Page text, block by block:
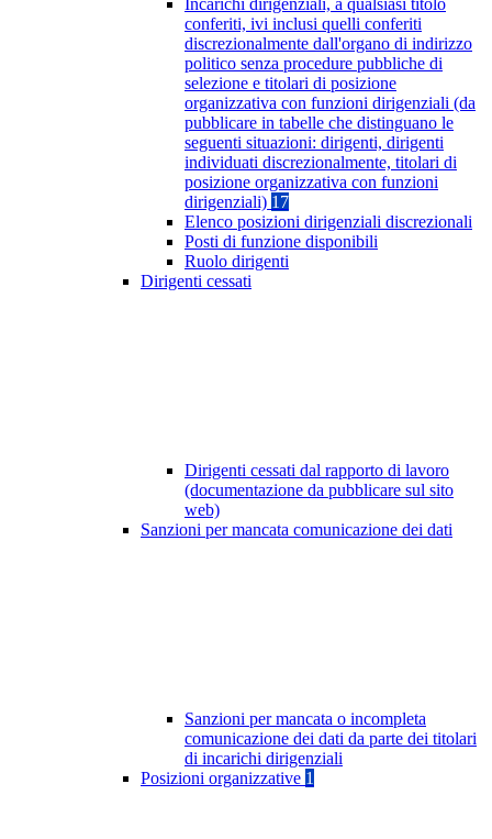
Incarichi dirigenziali, a qualsiasi titolo
conferiti, ivi inclusi quelli conferiti
discrezionalmente dall'organo di indirizzo
politico senza procedure pubbliche di
selezione e titolari di posizione
organizzativa con funzioni dirigenziali (da
pubblicare in tabelle che distinguano le
seguenti situazioni: dirigenti, dirigenti
individuati discrezionalmente, titolari di
posizione organizzativa con funzioni
dirigenziali) 17
Elenco posizioni dirigenziali discrezionali
Posti di funzione disponibili
Ruolo dirigenti
Dirigenti cessati
Dirigenti cessati dal rapporto di lavoro
(documentazione da pubblicare sul sito
web)
Sanzioni per mancata comunicazione dei dati
Sanzioni per mancata o incompleta
comunicazione dei dati da parte dei titolari
di incarichi dirigenziali
Posizioni organizzative 1